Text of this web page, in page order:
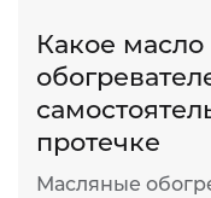
Какое
протечке
Масляные